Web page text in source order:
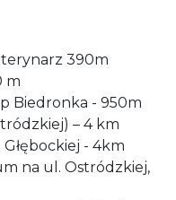
390m
m
Biedronka - 950m
– 4 km
- 4km
na ul. Ostródzkiej,